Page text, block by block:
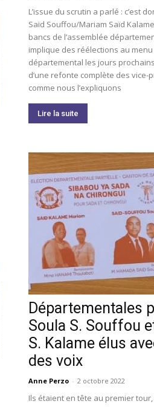
L’issue du scrutin a parlé : c’est
Saïd Souffou/Mariam Saïd
bancs de l’assemblée
implique des réélections au
départemental les jours
d’une refonte complète des vice-
comme nous l’expliquons
Lire la suite
Départementales
Soula S. Souffou
S. Kalame élus
des voix
Anne Perzo - 2 octobre 2022
Ils étaient en tête au premier